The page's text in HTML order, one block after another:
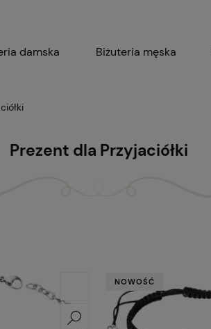
damska Biżuteria męska
Prezent dla Przyjaciółki
NOWOŚĆ